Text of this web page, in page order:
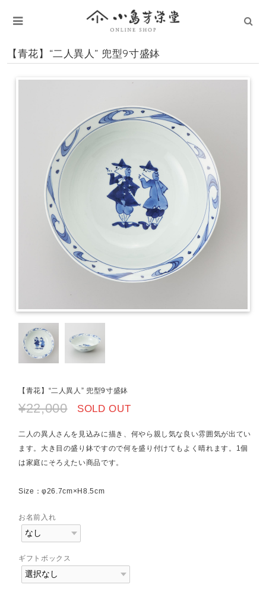
【青花】“二人異人” 兜型9寸盛鉢
【青花】“二人異人” 兜型9寸盛鉢
¥22,000 SOLD OUT
二人の異人さんを見込みに描き、何やら親し気な良い雰囲気が出てい
ます。大き目の盛り鉢ですので何を盛り付けてもよく晴れます。1個
は家庭にそろえたい商品です。
Size：φ26.7cm×H8.5cm
お名前入れ
ギフトボックス